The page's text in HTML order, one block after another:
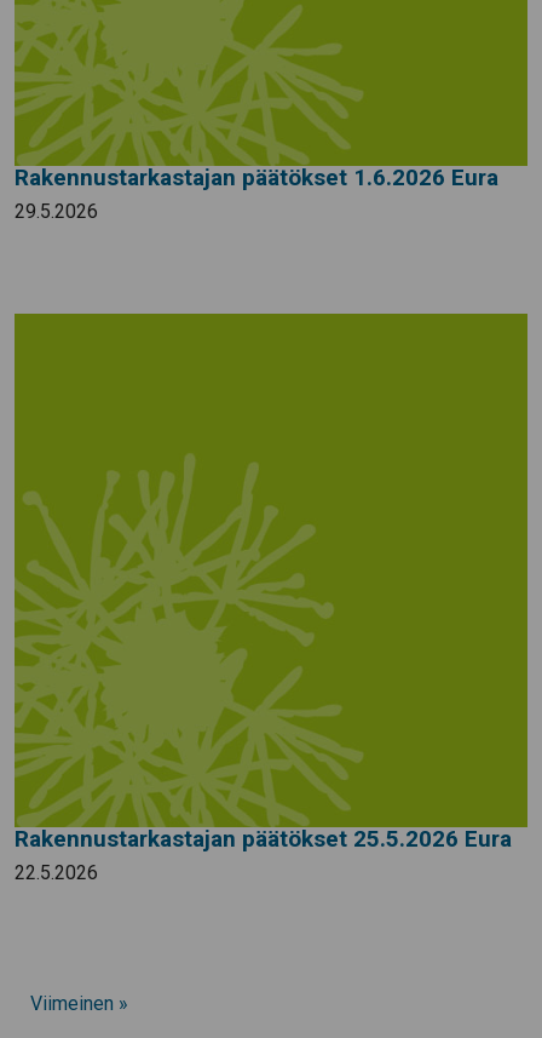
Rakennustarkastajan päätökset 1.6.2026 Eura
29.5.2026
Rakennustarkastajan päätökset 25.5.2026 Eura
22.5.2026
Viimeinen »